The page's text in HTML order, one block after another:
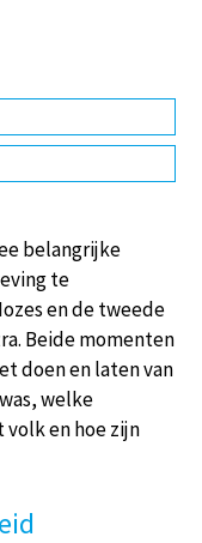
belangrijke
te
en de tweede
Beide momenten
doen en laten van
welke
en hoe zijn